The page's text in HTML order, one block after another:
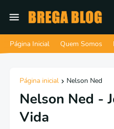
Página Inicial Quem Somos
Página inicial Nelson Ned
Nelson Ned -
Vida